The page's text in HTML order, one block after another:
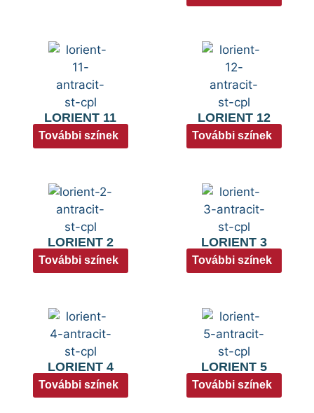
LORIENT 11
További színek
LORIENT 12
További színek
LORIENT 2
További színek
LORIENT 3
További színek
LORIENT 4
További színek
LORIENT 5
További színek